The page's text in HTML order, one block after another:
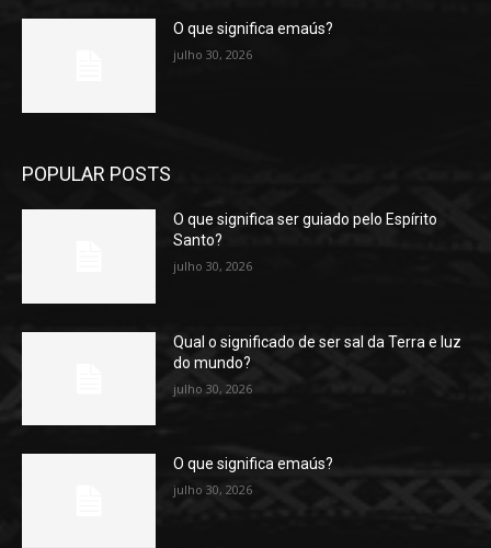
O que significa emaús?
julho 30, 2026
POPULAR POSTS
O que significa ser guiado pelo Espírito
Santo?
julho 30, 2026
Qual o significado de ser sal da Terra e luz
do mundo?
julho 30, 2026
O que significa emaús?
julho 30, 2026